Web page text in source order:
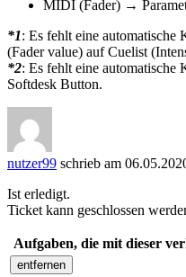
MIDI (Fader) →
*1: Es fehlt eine automatische
(Fader value) auf Cuelist
*2: Es fehlt eine automatische
Softdesk Button.
nutzer99 schrieb am
Ist erledigt.
Ticket kann geschlossen
Aufgaben, die mit dieser
entfernen